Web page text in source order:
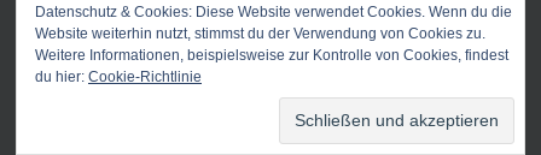
Kontakt
Datenschutz & Cookies: Diese Website verwendet Cookies. Wenn du die
Website weiterhin nutzt, stimmst du der Verwendung von Cookies zu.
Weitere Informationen, beispielsweise zur Kontrolle von Cookies, findest
du hier: Cookie-Richtlinie